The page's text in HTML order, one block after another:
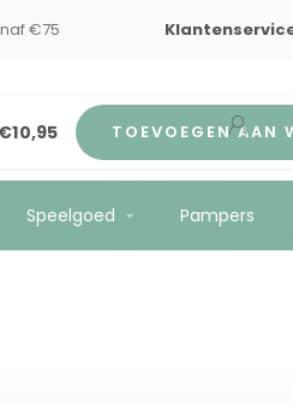
Gratis
Speelgoed Pampers
€10,95 TOEVOEGEN AAN